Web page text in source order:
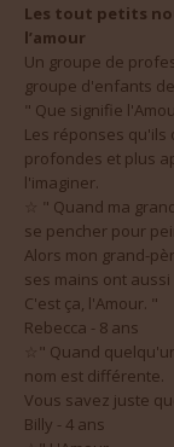
l’amour
Un groupe de
groupe d'enfants
" Que signifie
Les réponses qu'ils
profondes et plus
l'imaginer.
☆ " Quand ma
se pencher pour
Alors mon grand-
ses mains ont
C'est ça, l'Amour. "
Rebecca - 8 ans
☆" Quand
nom est différente.
Vous savez juste
Billy - 4 ans
☆" L'Amour,